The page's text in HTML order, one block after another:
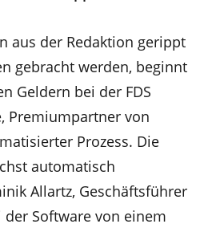
aus der Redaktion gerippt
gebracht werden, beginnt
Geldern bei der FDS
Premiumpartner von
Prozess. Die
automatisch
Allartz, Geschäftsführer
der Software von einem